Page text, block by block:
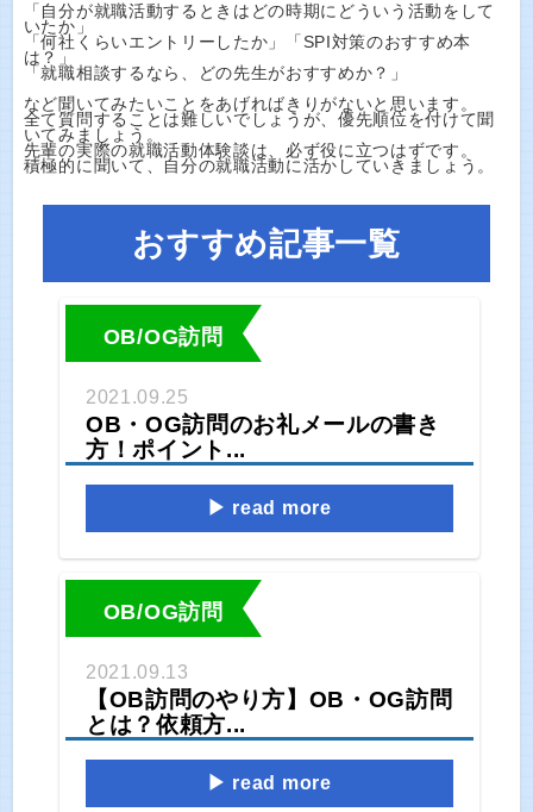
「自分が就職活動するときはどの時期にどういう活動をして
いたか」
「何社くらいエントリーしたか」「SPI対策のおすすめ本
は？」
「就職相談するなら、どの先生がおすすめか？」
など聞いてみたいことをあげればきりがないと思います。
全て質問することは難しいでしょうが、優先順位を付けて聞
いてみましょう。
先輩の実際の就職活動体験談は、必ず役に立つはずです。
積極的に聞いて、自分の就職活動に活かしていきましょう。
おすすめ記事一覧
OB/OG訪問
2021.09.25
OB・OG訪問のお礼メールの書き
方！ポイント...
read more
OB/OG訪問
2021.09.13
【OB訪問のやり方】OB・OG訪問
とは？依頼方...
read more